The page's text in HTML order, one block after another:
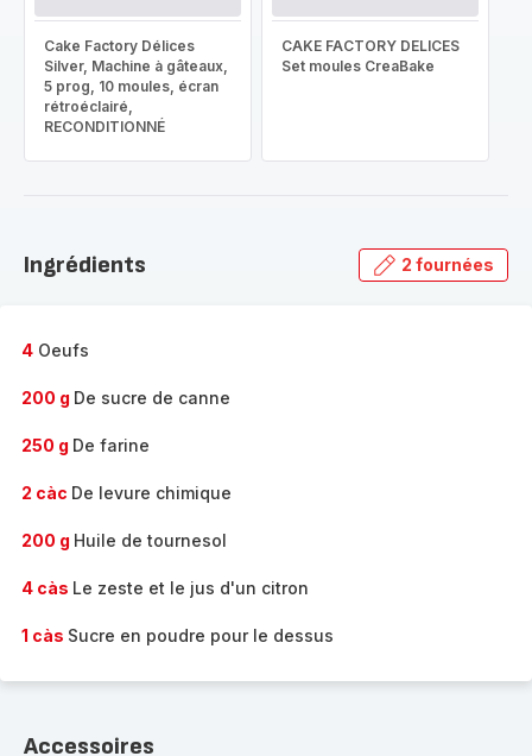
Cake Factory Délices
Silver, Machine à gâteaux,
5 prog, 10 moules, écran
rétroéclairé,
RECONDITIONNÉ
CAKE FACTORY DELICES
Set moules CreaBake
Ingrédients 2 fournées
4 Oeufs
200 g De sucre de canne
250 g De farine
2 càc De levure chimique
200 g Huile de tournesol
4 càs Le zeste et le jus d'un citron
1 càs Sucre en poudre pour le dessus
Accessoires